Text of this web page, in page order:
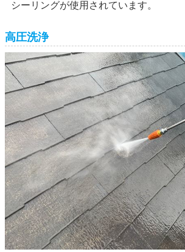
シーリングが使用されています。
高圧洗浄